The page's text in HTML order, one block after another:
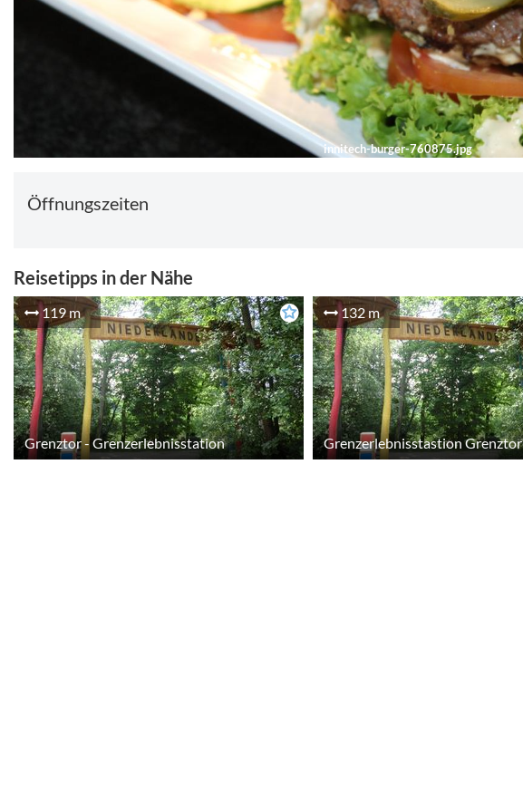
innitech-burger-760875.jpg
Öffnungszeiten
Reisetipps in der Nähe
119 m
Grenztor - Grenzerlebnisstation
132 m
Grenzerlebnisstastion Grenztor